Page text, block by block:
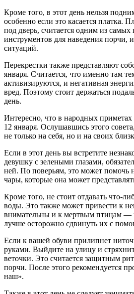
Кроме того, в этот день нельзя
особенно если это касается платка.
под дверь, считается одним из
инструментов для наведения порчи,
ситуаций.
Перекрестки также представляют
января. Считается, что именно там
активизируются, и негативная
вред. Поэтому стоит держаться
день.
Интересно, что в народных приметах
12 января. Ослушавшись этого
не только на себя, но и на своих
Если в этот день вы встретите
девушку с зелеными глазами,
ней. По поверьям, это может помочь
чары, которые она может
Кроме того, не стоит отдавать что-
воды. Это также может привести к
внимательны и к мертвым птицам —
лучше осторожно сдвинуть их с
Если к вашей обуви прилипнет
руками. Выйдите на улицу и
веточки. Это считается защитным
порчи. После этого рекомендуется
наш».